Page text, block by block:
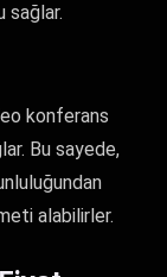
sağlar.
konferans
Bu sayede,
alabilirler.